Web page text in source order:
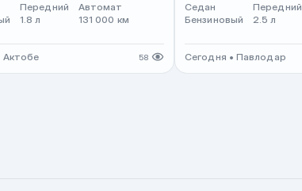
Передний
1.8 л
Автомат
131 000 км
Актобе 58
Седан
Бензиновый
Передний
2.5 л
Сегодня • Павлодар